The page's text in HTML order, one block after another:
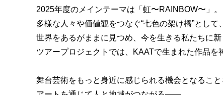
2025年度のメインテーマは「虹〜RAINBOW〜」。
多様な人々や価値観をつなぐ“七色の架け橋”として
世界をあるがままに見つめ、今を生きる私たちに新
ツアープロジェクトでは、KAATで生まれた作品を
舞台芸術をもっと身近に感じられる機会となること